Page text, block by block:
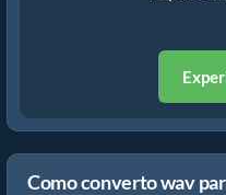
Como converto wav